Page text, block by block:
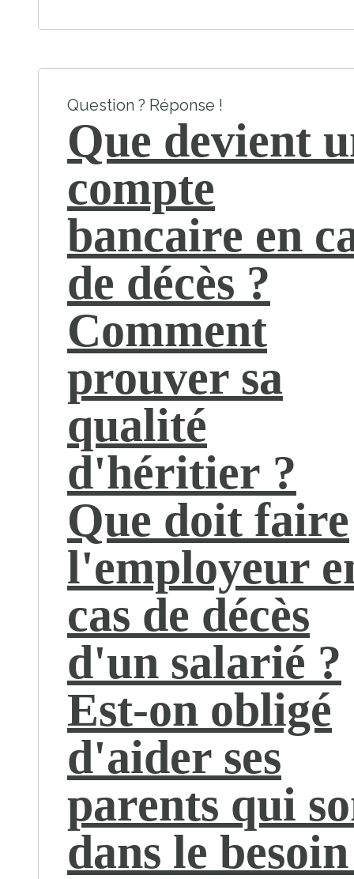
Question ? Réponse !
Que devient
compte
bancaire en
de décès ?
Comment
prouver sa
qualité
d'héritier ?
Que doit faire
l'employeur
cas de décès
d'un salarié ?
Est-on obligé
d'aider ses
parents qui
dans le